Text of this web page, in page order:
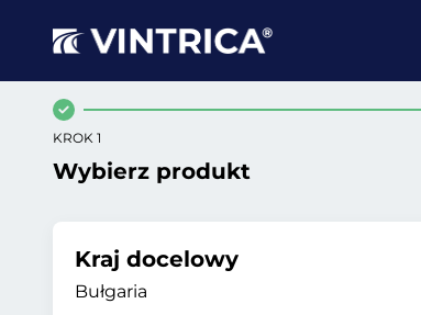
KROK 1
Wybierz produkt
Kraj docelowy
Bułgaria